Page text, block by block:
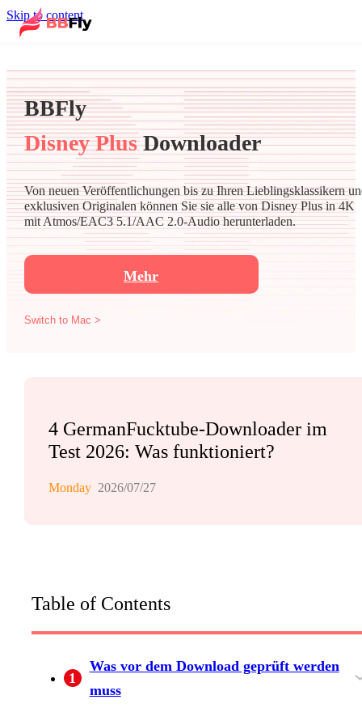
Skip to content
BBFly
Disney PlusDownloader
Von neuen Veröffentlichungen bis zu Ihren Lieblingsklassikern
exklusiven Originalen können Sie sie alle von Disney Plus in 4K
mit Atmos/EAC3 5.1/AAC 2.0-Audio herunterladen.
Mehr
Switch to Mac >
4 GermanFucktube-Downloader im
Test 2026: Was funktioniert?
Monday 2026/07/27
Table of Contents
1
Was vor dem Download geprüft werden
muss